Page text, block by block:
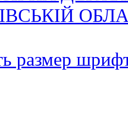
размер